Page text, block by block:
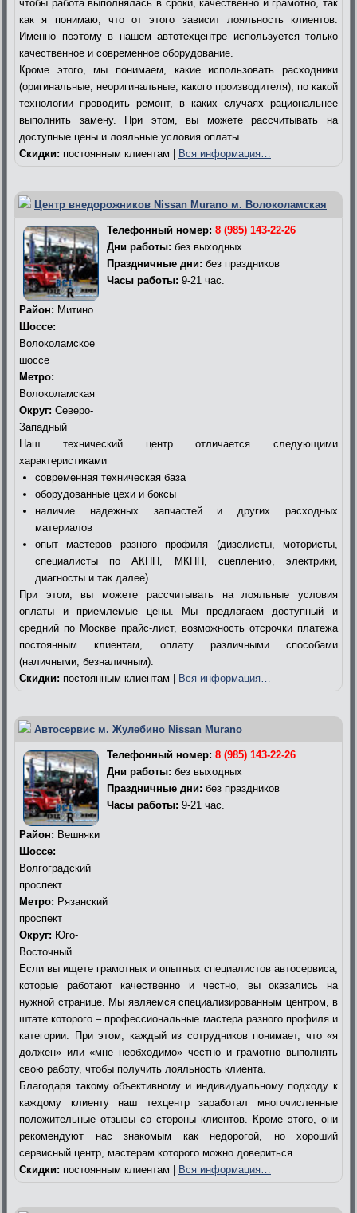
чтобы работа выполнялась в сроки, качественно и грамотно, так
как я понимаю, что от этого зависит лояльность клиентов.
Именно поэтому в нашем автотехцентре используется только
качественное и современное оборудование.
Кроме этого, мы понимаем, какие использовать расходники
(оригинальные, неоригинальные, какого производителя), по какой
технологии проводить ремонт, в каких случаях рациональнее
выполнить замену. При этом, вы можете рассчитывать на
доступные цены и лояльные условия оплаты.
Скидки: постоянным клиентам | Вся информация…
Центр внедорожников Nissan Murano м. Волоколамская
Телефонный номер: 8 (985) 143-22-26
Дни работы: без выходных
Праздничные дни: без праздников
Часы работы: 9-21 час.
Район: Митино
Шоссе:
Волоколамское
шоссе
Метро:
Волоколамская
Округ: Северо-
Западный
Наш технический центр отличается следующими
характеристиками
современная техническая база
оборудованные цехи и боксы
наличие надежных запчастей и других расходных
материалов
опыт мастеров разного профиля (дизелисты, мотористы,
специалисты по АКПП, МКПП, сцеплению, электрики,
диагносты и так далее)
При этом, вы можете рассчитывать на лояльные условия
оплаты и приемлемые цены. Мы предлагаем доступный и
средний по Москве прайс-лист, возможность отсрочки платежа
постоянным клиентам, оплату различными способами
(наличными, безналичным).
Скидки: постоянным клиентам | Вся информация…
Автосервис м. Жулебино Nissan Murano
Телефонный номер: 8 (985) 143-22-26
Дни работы: без выходных
Праздничные дни: без праздников
Часы работы: 9-21 час.
Район: Вешняки
Шоссе:
Волгоградский
проспект
Метро: Рязанский
проспект
Округ: Юго-
Восточный
Если вы ищете грамотных и опытных специалистов автосервиса,
которые работают качественно и честно, вы оказались на
нужной странице. Мы являемся специализированным центром, в
штате которого – профессиональные мастера разного профиля и
категории. При этом, каждый из сотрудников понимает, что «я
должен» или «мне необходимо» честно и грамотно выполнять
свою работу, чтобы получить лояльность клиента.
Благодаря такому объективному и индивидуальному подходу к
каждому клиенту наш техцентр заработал многочисленные
положительные отзывы со стороны клиентов. Кроме этого, они
рекомендуют нас знакомым как недорогой, но хороший
сервисный центр, мастерам которого можно довериться.
Скидки: постоянным клиентам | Вся информация…